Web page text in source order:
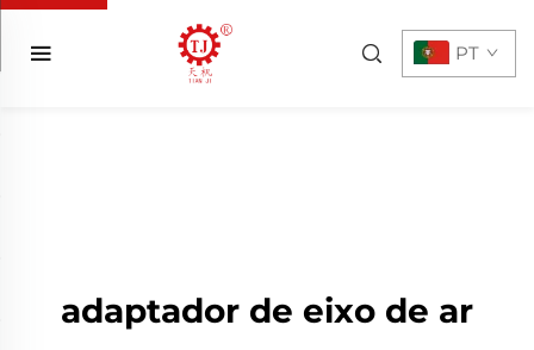
PT
adaptador de eixo de ar